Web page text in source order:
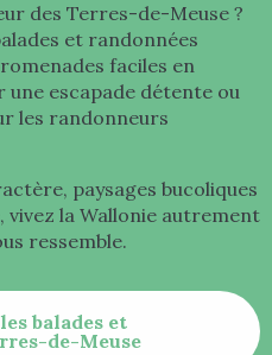
des Terres-de-Meuse ?
et randonnées
faciles en
escapade détente ou
les randonneurs
paysages bucoliques
la Wallonie autrement
ressemble.
balades et
de-Meuse